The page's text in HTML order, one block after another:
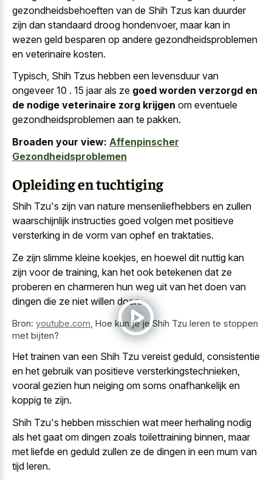
gezondheidsbehoeften van de Shih Tzus kan duurder
zijn dan standaard droog hondenvoer, maar kan in
wezen geld besparen op andere gezondheidsproblemen
en veterinaire kosten.
Typisch, Shih Tzus hebben een levensduur van
ongeveer 10 . 15 jaar als ze goed worden verzorgd en
de nodige veterinaire zorg krijgen om eventuele
gezondheidsproblemen aan te pakken.
Broaden your view: Affenpinscher
Gezondheidsproblemen
Opleiding en tuchtiging
Shih Tzu's zijn van nature mensenliefhebbers en zullen
waarschijnlijk instructies goed volgen met positieve
versterking in de vorm van ophef en traktaties.
Ze zijn slimme kleine koekjes, en hoewel dit nuttig kan
zijn voor de training, kan het ook betekenen dat ze
proberen en charmeren hun weg uit van het doen van
dingen die ze niet willen doen.
Bron: youtube.com Hoe kun je je Shih Tzu leren te stoppen
met bijten?
Het trainen van een Shih Tzu vereist geduld, consistentie
en het gebruik van positieve versterkingstechnieken,
vooral gezien hun neiging om soms onafhankelijk en
koppig te zijn.
Shih Tzu's hebben misschien wat meer herhaling nodig
als het gaat om dingen zoals toilettraining binnen, maar
met liefde en geduld zullen ze de dingen in een mum van
tijd leren.